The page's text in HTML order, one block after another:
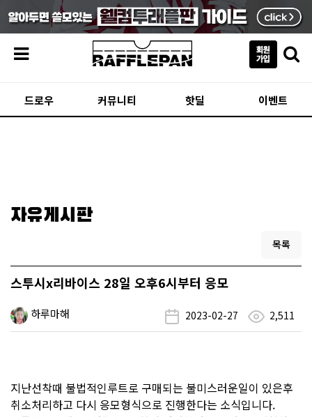
드로우 커뮤니티 핫딜 이벤트
자유게시판
목록
스투시x리바이스 28일 오후6시부터 응모
하루마해 2023-02-27 2,511
지난선착때 불법적인루트로 구매되는 불미스러운일이 있은후
취소처리하고 다시 응모형식으로 진행한다는 소식입니다.